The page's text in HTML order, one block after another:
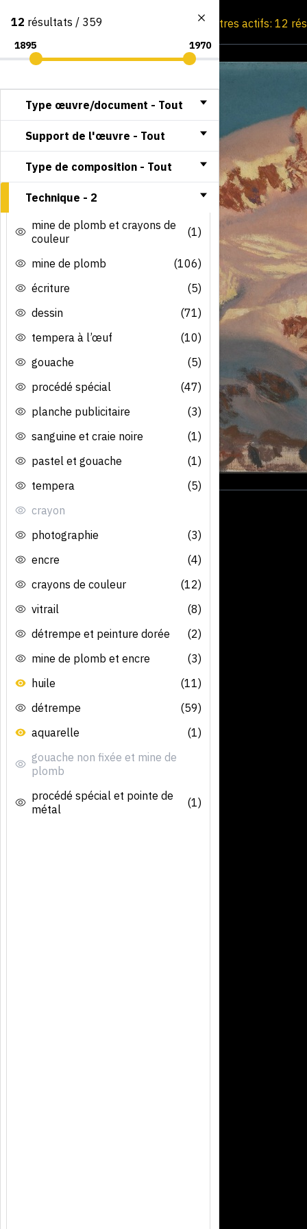
Consultation par image Filtres actifs: 12
12 résultats / 359
Type œuvre/document - Tout
Support de l'œuvre - Tout
Type de composition - Tout
Technique - 2
mine de plomb et crayons de
couleur
(1)
mine de plomb
(106)
écriture
(5)
dessin
(71)
tempera à l’œuf
(10)
gouache
(5)
procédé spécial
(47)
planche publicitaire
(3)
sanguine et craie noire
(1)
pastel et gouache
(1)
tempera
(5)
crayon
photographie
(3)
encre
(4)
crayons de couleur
(12)
vitrail
(8)
détrempe et peinture dorée
(2)
mine de plomb et encre
(3)
huile
(11)
détrempe
(59)
aquarelle
(1)
gouache non fixée et mine de
plomb
procédé spécial et pointe de
métal
(1)